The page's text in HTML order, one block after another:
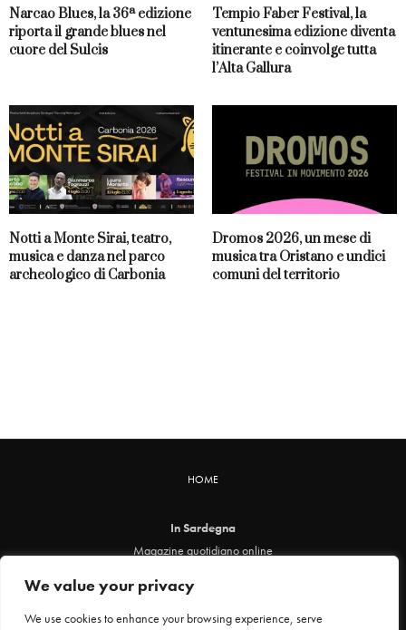
We value your privacy
We use cookies to enhance your browsing experience, serve
Narcao Blues, la 36ª edizione
riporta il grande blues nel
cuore del Sulcis
Tempio Faber Festival, la
ventunesima edizione diventa
itinerante e coinvolge tutta
l’Alta Gallura
Notti a Monte Sirai, teatro,
musica e danza nel parco
archeologico di Carbonia
Dromos 2026, un mese di
musica tra Oristano e undici
comuni del territorio
HOME
In Sardegna
Magazine quotidiano online
Direttore responsabile ed editore: Claudia Marin
Piazza Santa Chiara, 49 - 00186 - Roma